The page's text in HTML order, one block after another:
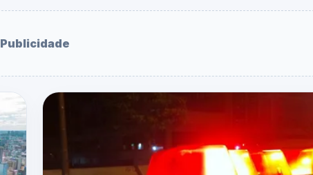
Publicidade